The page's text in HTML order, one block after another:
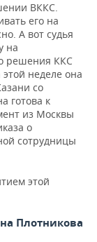
ВККС.
его на
А вот судья
на
решения ККС
неделе она
со
готова к
из Москвы
о
сотрудницы
этой
Плотникова